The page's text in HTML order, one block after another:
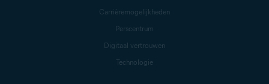
Carrièremogelijkheden
Perscentrum
Digitaal vertrouwen
Technologie